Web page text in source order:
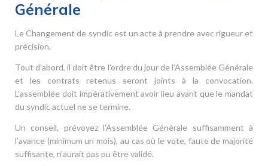
Générale
Le Changement de syndic est un acte à prendre avec rigueur et
précision.
Tout d’abord, il doit être l’ordre du jour de l’Assemblée Générale
et les contrats retenus seront joints à la convocation.
L’assemblée doit impérativement avoir lieu avant que le mandat
du syndic actuel ne se termine.
Un conseil, prévoyez l’Assemblée Générale suffisamment à
l’avance (minimum un mois), au cas où le vote, faute de majorité
suffisante, n’aurait pas pu être validé.